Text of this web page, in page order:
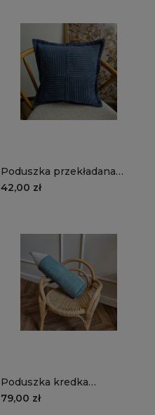
Poduszka przekładana
MANCHESTER LN77 |
42,00 zł
Poduszka kredka
MANCHESTER LN75 |
79,00 zł